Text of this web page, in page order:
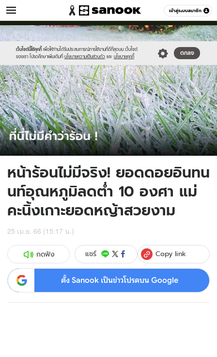
เข้าสู่ระบบสมาชิก
เที่ยว-กิน หมวดอื่นๆ
เว็บไซต์นี้ใช้คุกกี้ เพื่อให้ท่านได้รับประสบการณ์การใช้งานที่ดีที่สุดบน เว็บไซต์
ของเรา โปรดศึกษาเพิ่มเติมที่ นโยบายความเป็นส่วนตัว และ นโยบายคุกกี้
ตกลง
Sanook
//s.isanook.com/sr/0/images/logo-
new-
sanook.png
600
60
//s.isanook.com/tr/0/ud/287/1437467/tagline-
template-
update(15).jpg
หน้าร้อนไม่มีจริง! ยอดดอยอินทน
นท์อุณหภูมิลดต่ำ 10 องศา แม่
คะนิ้งเกาะยอดหญ้าสวยงาม
25 เม.ย. 66 (15:17 น.)
กดฟัง แชร์ Copy link
ตั้ง Sanook เป็นข่าวโปรดบน Google